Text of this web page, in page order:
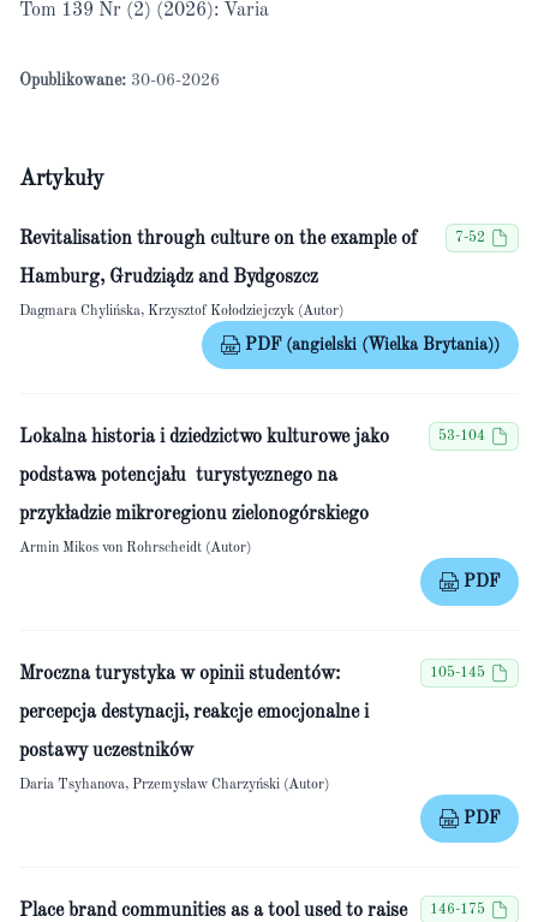
Tom 139 Nr (2) (2026): Varia
Opublikowane: 30-06-2026
Artykuły
Revitalisation through culture on the example of
Hamburg, Grudziądz and Bydgoszcz
7-52
Dagmara Chylińska, Krzysztof Kołodziejczyk (Autor)
PDF (angielski (Wielka Brytania))
Lokalna historia i dziedzictwo kulturowe jako
podstawa potencjału turystycznego na
przykładzie mikroregionu zielonogórskiego
53-104
Armin Mikos von Rohrscheidt (Autor)
PDF
Mroczna turystyka w opinii studentów:
percepcja destynacji, reakcje emocjonalne i
postawy uczestników
105-145
Daria Tsyhanova, Przemysław Charzyński (Autor)
PDF
Place brand communities as a tool used to raise
146-175